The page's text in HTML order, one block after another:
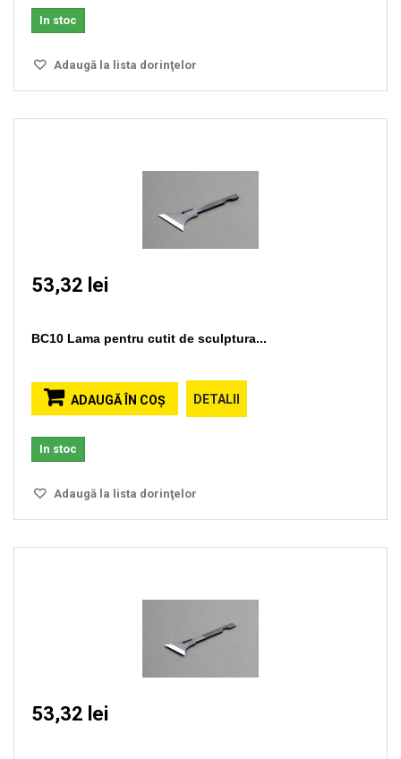
In stoc
Adaugă la lista dorinţelor
53,32 lei
BC10 Lama pentru cutit de sculptura...
ADAUGĂ ÎN COŞ DETALII
In stoc
Adaugă la lista dorinţelor
53,32 lei